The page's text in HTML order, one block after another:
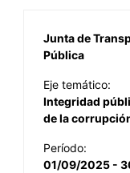
Junta de
Pública
Eje temático:
Integridad
de la
Período:
01/09/2025 -